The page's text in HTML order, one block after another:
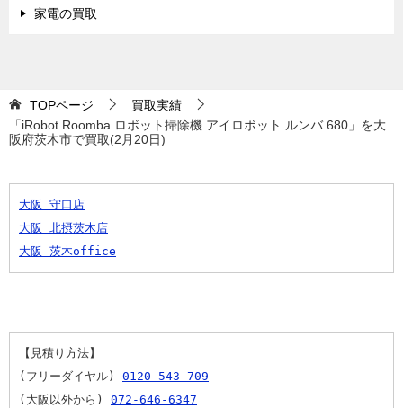
家電の買取
TOPページ
買取実績
「iRobot Roomba ロボット掃除機 アイロボット ルンバ 680」を大
阪府茨木市で買取(2月20日)
大阪 守口店
大阪 北摂茨木店
大阪 茨木office
【見積り方法】
(フリーダイヤル) 0120-543-709
(大阪以外から) 072-646-6347